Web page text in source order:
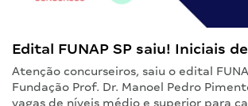
Edital FUNAP SP saiu! Iniciais
Atenção concurseiros, saiu o edital
Fundação Prof. Dr. Manoel Pedro
vagas de níveis médio e superior para